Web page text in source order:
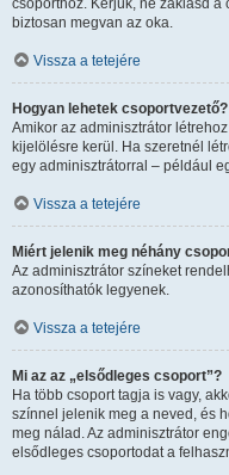
csoporthoz. Kérjük, ne zaklasd
biztosan megvan az oka.
Vissza a tetejére
Hogyan lehetek csoportvezető?
Amikor az adminisztrátor
kijelölésre kerül. Ha szeretnél
egy adminisztrátorral – például
Vissza a tetejére
Miért jelenik meg néhány
Az adminisztrátor színeket
azonosíthatók legyenek.
Vissza a tetejére
Mi az az „elsődleges csoport”?
Ha több csoport tagja is vagy,
színnel jelenik meg a neved, és
meg nálad. Az adminisztrátor
elsődleges csoportodat a